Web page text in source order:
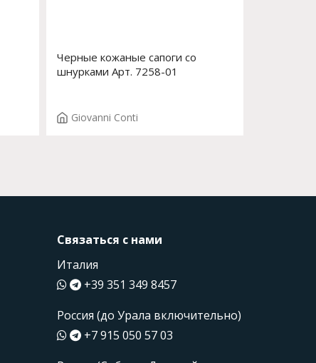
Черные кожаные сапоги со
шнурками Арт. 7258-01
Giovanni Conti
Связаться с нами
Италия
+39 351 349 8457
Россия (до Урала включительно)
+7 915 050 57 03